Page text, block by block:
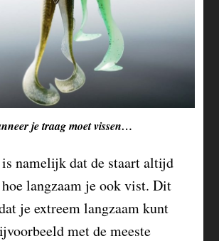
je traag moet vissen…
namelijk dat de staart altijd
hoe langzaam je ook vist. Dit
je extreem langzaam kunt
met de meeste